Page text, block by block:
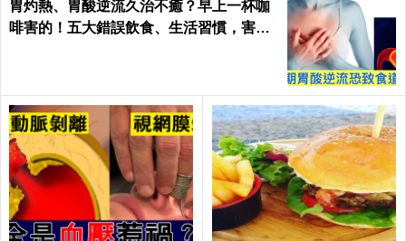
胃灼熱、胃酸逆流久治不癒？早上一杯咖
啡害的！五大錯誤飲食、生活習慣，害你